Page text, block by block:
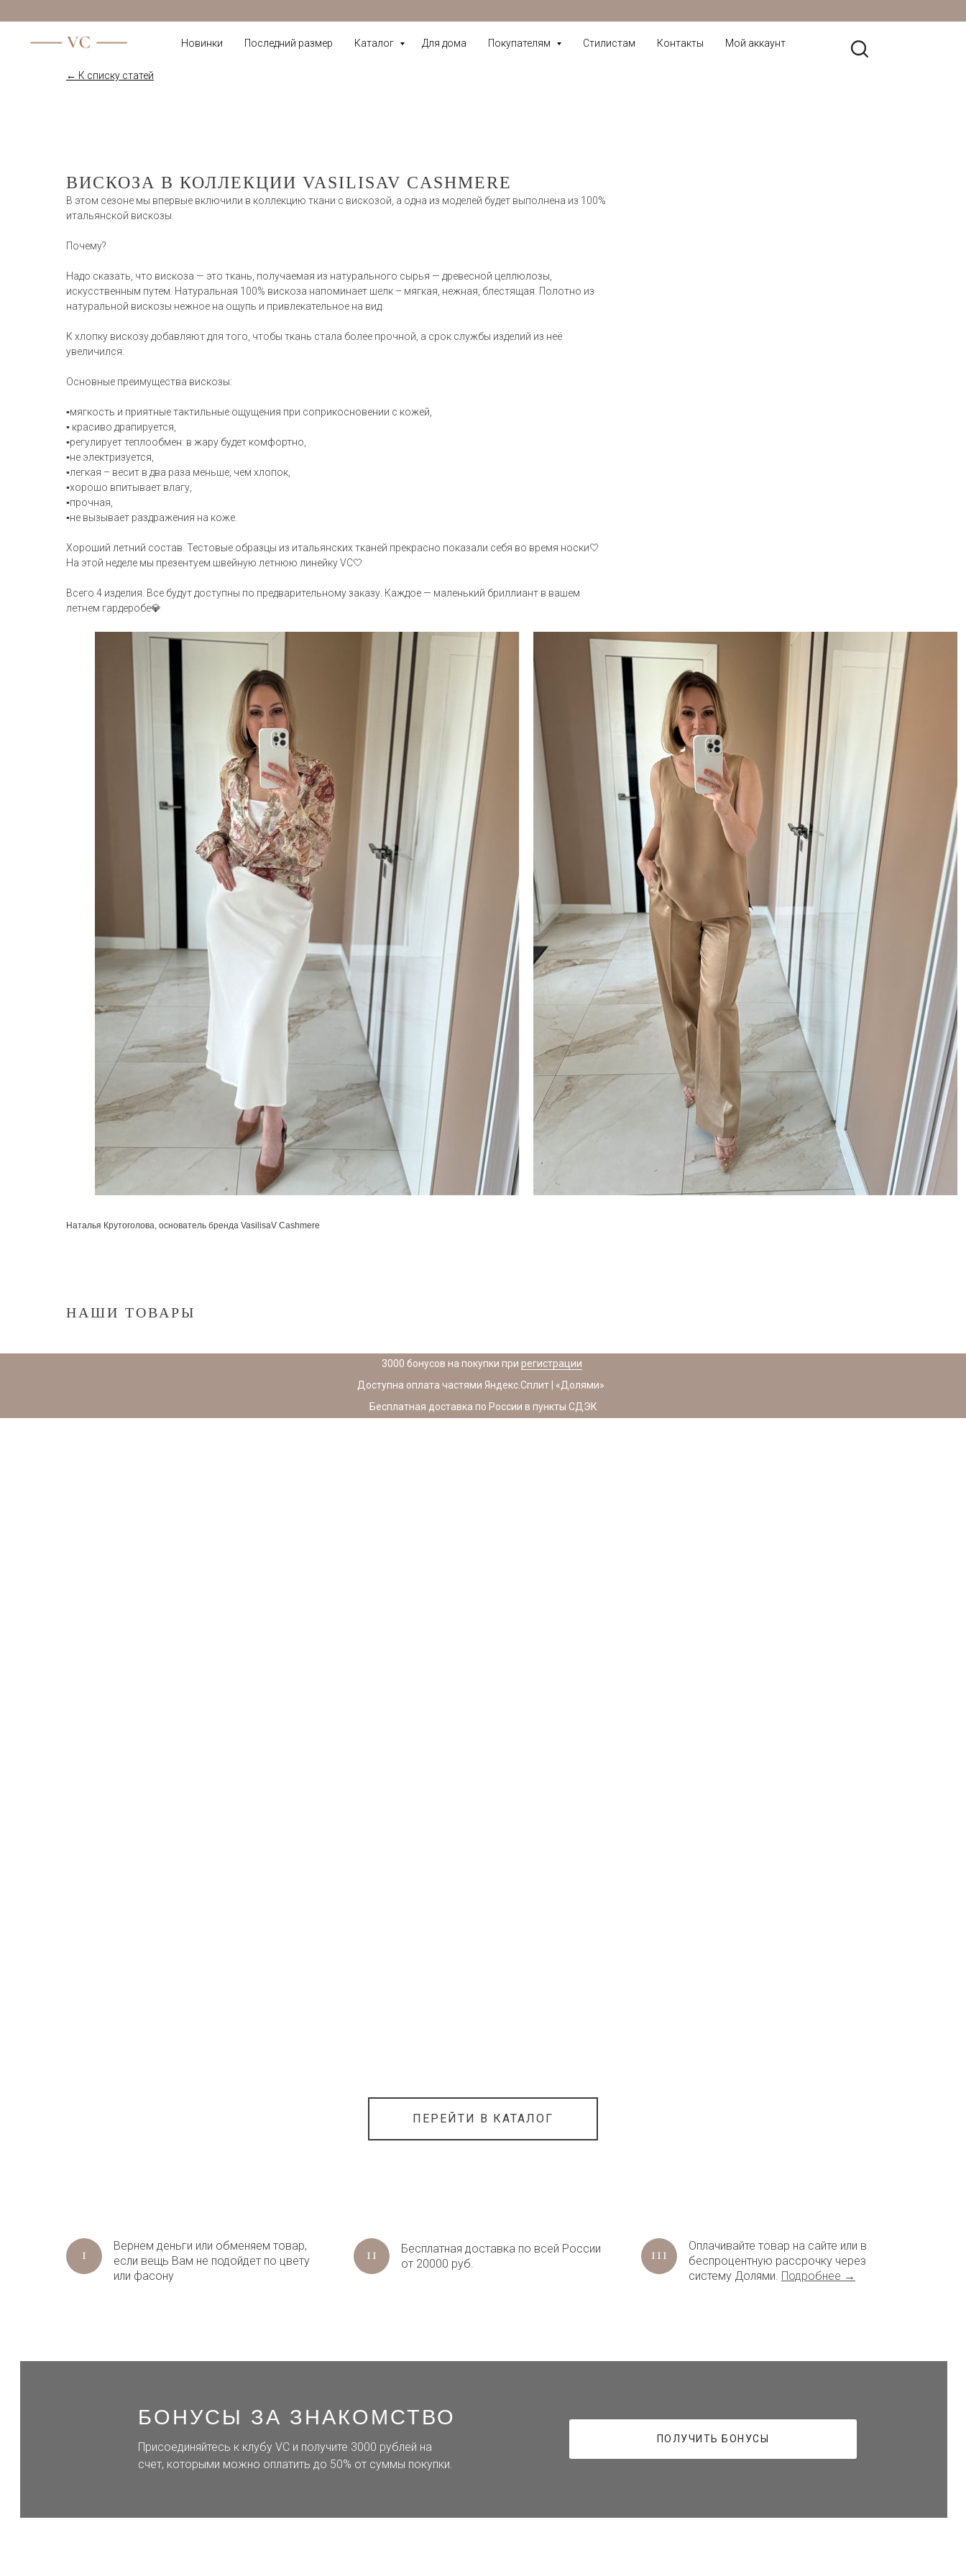
Новинки Последний размер Каталог Для дома Покупателям Стилистам Контакты Мой аккаунт
← К списку статей
ВИСКОЗА В КОЛЛЕКЦИИ VASILISAV CASHMERE
В этом сезоне мы впервые включили в коллекцию ткани с вискозой, а одна из моделей будет выполнена из 100%
итальянской вискозы.
Почему?
Надо сказать, что вискоза — это ткань, получаемая из натурального сырья — древесной целлюлозы,
искусственным путем. Натуральная 100% вискоза напоминает шелк – мягкая, нежная, блестящая. Полотно из
натуральной вискозы нежное на ощупь и привлекательное на вид.
К хлопку вискозу добавляют для того, чтобы ткань стала более прочной, а срок службы изделий из неё
увеличился.
Основные преимущества вискозы:
▪️мягкость и приятные тактильные ощущения при соприкосновении с кожей,
▪️ красиво драпируется,
▪️регулирует теплообмен: в жару будет комфортно,
▪️не электризуется,
▪️легкая – весит в два раза меньше, чем хлопок,
▪️хорошо впитывает влагу,
▪️прочная,
▪️не вызывает раздражения на коже.
Хороший летний состав. Тестовые образцы из итальянских тканей прекрасно показали себя во время носки🤍
На этой неделе мы презентуем швейную летнюю линейку VC🤍
Всего 4 изделия. Все будут доступны по предварительному заказу. Каждое — маленький бриллиант в вашем
летнем гардеробе💎
Наталья Крутоголова, основатель бренда VasilisaV Cashmere
НАШИ ТОВАРЫ
3000 бонусов на покупки при регистрации
Доступна оплата частями Яндекс.Сплит | «Долями»
Бесплатная доставка по России в пункты СДЭК
ПЕРЕЙТИ В КАТАЛОГ
Вернем деньги или обменяем товар,
если вещь Вам не подойдет по цвету
или фасону
Бесплатная доставка по всей России
от 20000 руб.
Оплачивайте товар на сайте или в
беспроцентную рассрочку через
систему Долями. Подробнее →
БОНУСЫ ЗА ЗНАКОМСТВО
Присоединяйтесь к клубу VC и получите 3000 рублей на
счет, которыми можно оплатить до 50% от суммы покупки.
ПОЛУЧИТЬ БОНУСЫ